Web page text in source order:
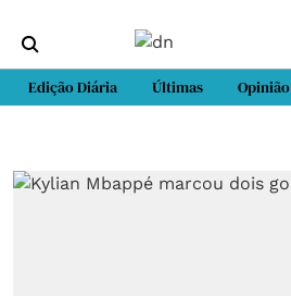
Edição Diária Últimas Opinião